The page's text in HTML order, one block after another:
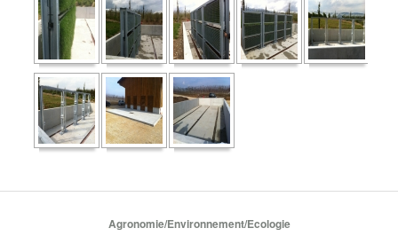
Agronomie/Environnement/Ecologie